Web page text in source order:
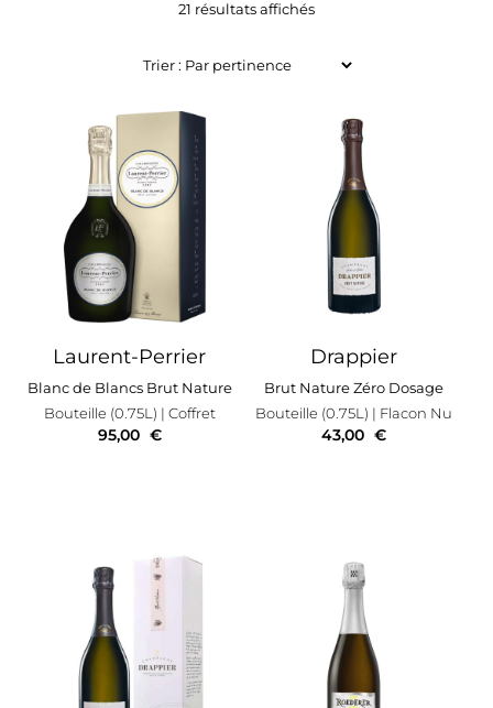
21 résultats affichés
Laurent-Perrier
Blanc de Blancs Brut Nature
Bouteille (0.75L) | Coffret
95,00 €
Drappier
Brut Nature Zéro Dosage
Bouteille (0.75L) | Flacon Nu
43,00 €